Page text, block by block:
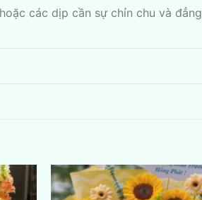
các dịp cần sự chỉn chu và